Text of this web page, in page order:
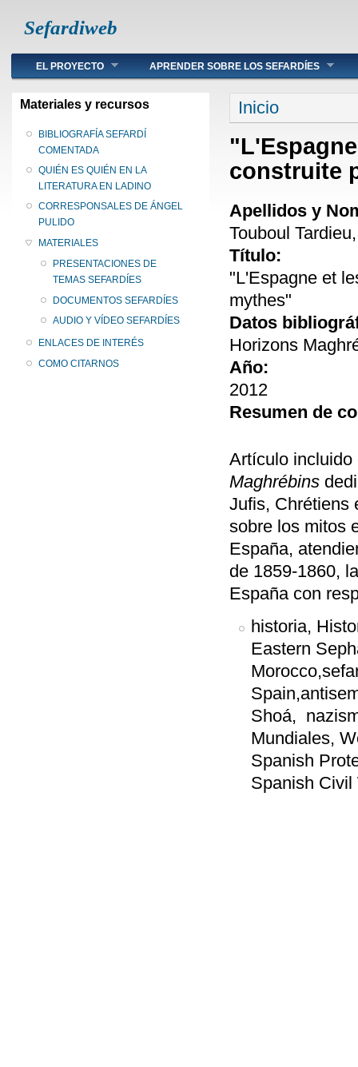
Sefardiweb
Main menu
EL PROYECTO APRENDER SOBRE LOS SEFARDÍES
Materiales y recursos
BIBLIOGRAFÍA SEFARDÍ
COMENTADA
QUIÉN ES QUIÉN EN LA
LITERATURA EN LADINO
CORRESPONSALES DE ÁNGEL
PULIDO
MATERIALES
PRESENTACIONES DE
TEMAS SEFARDÍES
DOCUMENTOS SEFARDÍES
AUDIO Y VÍDEO SEFARDÍES
ENLACES DE INTERÉS
COMO CITARNOS
Se encuentra
Inicio
construite
Apellidos y
Touboul
Título:
"L'Espagne et
mythes"
Datos
Horizons
Año:
2012
Resumen de
Artículo
Maghrébins
Jufis, Chrétiens
sobre los mitos
España,
de 1859-1860,
España con
historia,
Eastern
Shoá,
Mundiales,
Spanish
Spanish Civil